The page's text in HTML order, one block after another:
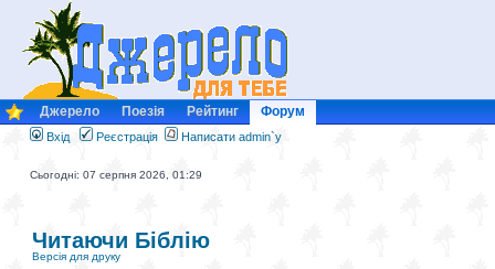
Джерело Поезія Рейтинг Форум
Вхід Реєстрація Написати admin`у
Сьогодні: 07 серпня 2026, 01:29
Читаючи Біблію
Версія для друку